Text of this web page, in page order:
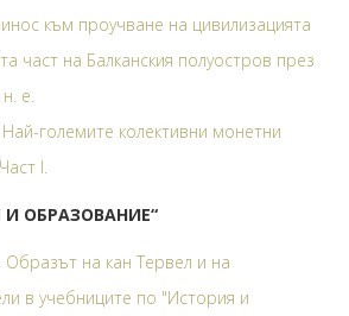
към проучване на цивилизацията
част на Балканския полуостров през
е.
Най-големите колективни монетни
I.
ОБРАЗОВАНИЕ“
Образът на кан Тервел и на
в учебниците по "История и